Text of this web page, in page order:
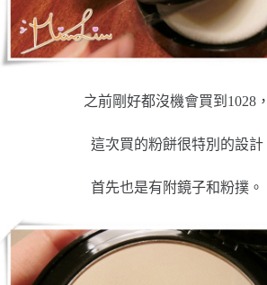
之前剛好都沒機會買到1028，
這次買的粉餅很特別的設計
首先也是有附鏡子和粉撲。